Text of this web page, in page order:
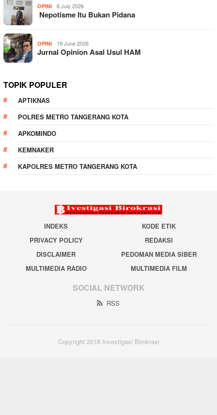
OPINI 6 July 2026
Nepotisme Itu Bukan Pidana
OPINI 19 June 2026
Jurnal Opinion Asal Usul HAM
TOPIK POPULER
APTIKNAS
POLRES METRO TANGERANG KOTA
APKOMINDO
KEMNAKER
KAPOLRES METRO TANGERANG KOTA
INDEKS
KODE ETIK
PRIVACY POLICY
REDAKSI
DISCLAIMER
PEDOMAN MEDIA SIBER
MULTIMEDIA RADIO
MULTIMEDIA FILM
SOCIAL NETWORK
RSS
Copyright 2018 Investigasi Birokrasi